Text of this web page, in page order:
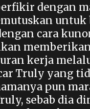
dengan
untuk
cara
kerja
Truly yang
pun
sebab dia